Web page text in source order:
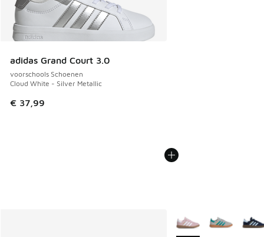
adidas Grand Court 3.0
voorschools Schoenen
Cloud White - Silver Metallic
€ 37,99
Meer kleuren